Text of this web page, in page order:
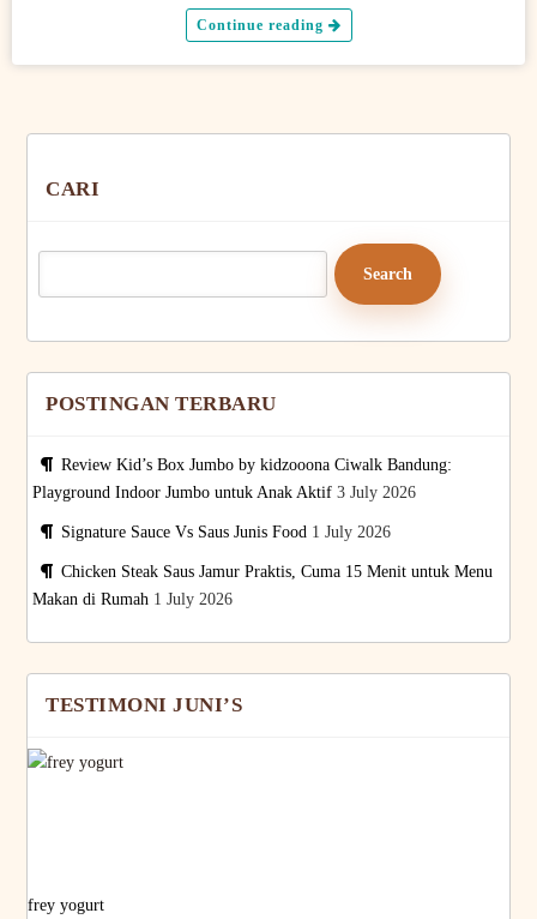
Continue reading
CARI
POSTINGAN TERBARU
Review Kid’s Box Jumbo by kidzooona Ciwalk Bandung:
Playground Indoor Jumbo untuk Anak Aktif 3 July 2026
Signature Sauce Vs Saus Junis Food 1 July 2026
Chicken Steak Saus Jamur Praktis, Cuma 15 Menit untuk Menu
Makan di Rumah 1 July 2026
TESTIMONI JUNI’S
frey yogurt